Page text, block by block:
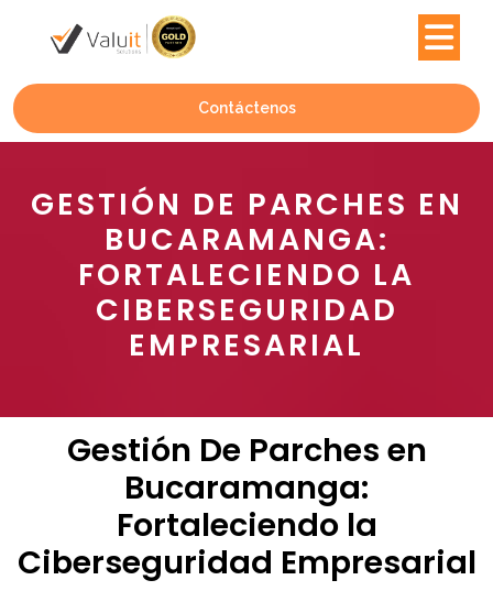
Contáctenos
GESTIÓN DE PARCHES EN
BUCARAMANGA:
FORTALECIENDO LA
CIBERSEGURIDAD
EMPRESARIAL
Gestión De Parches en
Bucaramanga:
Fortaleciendo la
Ciberseguridad Empresarial